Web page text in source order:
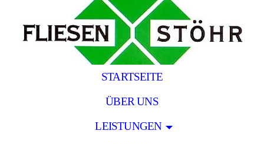
STARTSEITE
ÜBER UNS
LEISTUNGEN